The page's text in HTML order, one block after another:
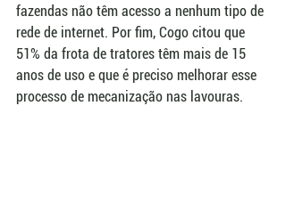
fazendas não têm acesso a nenhum tipo de
rede de internet. Por fim, Cogo citou que
51% da frota de tratores têm mais de 15
anos de uso e que é preciso melhorar esse
processo de mecanização nas lavouras.